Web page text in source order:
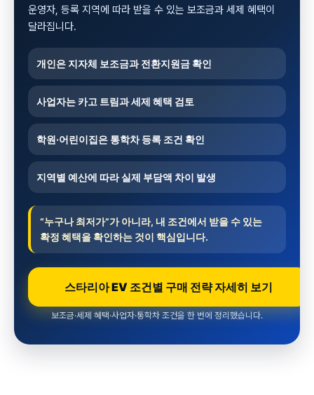
운영자, 등록 지역에 따라 받을 수 있는 보조금과 세제 혜택이
달라집니다.
개인은 지자체 보조금과 전환지원금 확인
사업자는 카고 트림과 세제 혜택 검토
학원·어린이집은 통학차 등록 조건 확인
지역별 예산에 따라 실제 부담액 차이 발생
“누구나 최저가”가 아니라, 내 조건에서 받을 수 있는
확정 혜택을 확인하는 것이 핵심입니다.
스타리아 EV 조건별 구매 전략 자세히 보기
보조금·세제 혜택·사업자·통학차 조건을 한 번에 정리했습니다.